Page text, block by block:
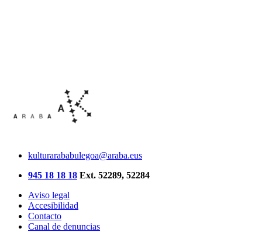
kulturarababulegoa@araba.eus
945 18 18 18 Ext. 52289, 52284
Aviso legal
Accesibilidad
Contacto
Canal de denuncias